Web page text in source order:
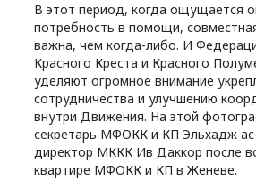
В этот период, когда ощущается
потребность в помощи,
важна, чем когда-либо. И
Красного Креста и Красного
уделяют огромное внимание
сотрудничества и улучшению
внутри Движения. На этой
секретарь МФОКК и КП Эльхадж
директор МККК Ив Даккор после
квартире МФОКК и КП в Женеве.